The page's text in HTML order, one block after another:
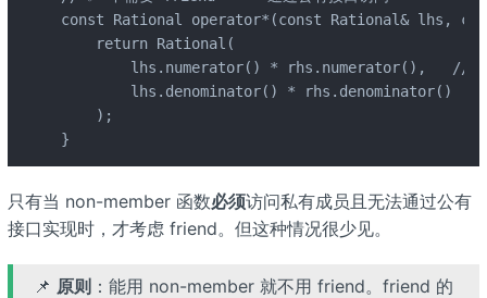
const Rational operator*(const Rational& lhs,
    return Rational(
lhs.numerator() * rhs.numerator(),   //
        lhs.denominator() * rhs.denominator()
    );
}
只有当 non-member 函数必须访问私有成员且无法通过公有
接口实现时，才考虑 friend。但这种情况很少见。
📌 原则：能用 non-member 就不用 friend。friend 的